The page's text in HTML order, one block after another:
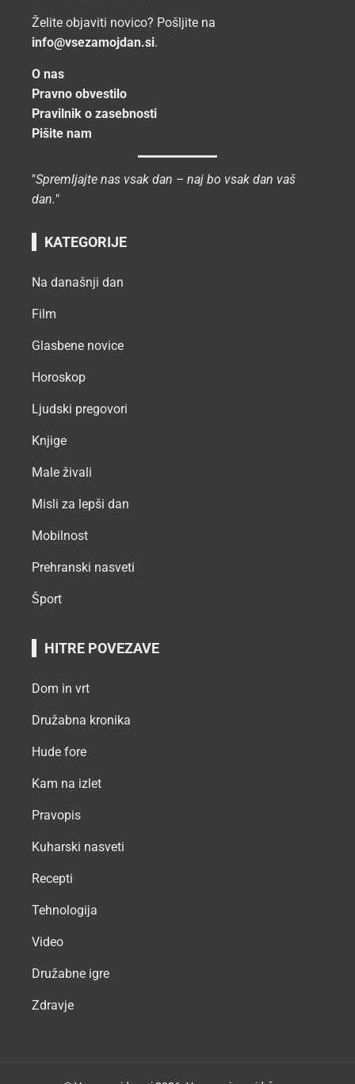
Želite objaviti novico? Pošljite na
info@vsezamojdan.si.
O nas
Pravno obvestilo
Pravilnik o zasebnosti
Pišite nam
"Spremljajte nas vsak dan – naj bo vsak dan vaš
dan."
KATEGORIJE
Na današnji dan
Film
Glasbene novice
Horoskop
Ljudski pregovori
Knjige
Male živali
Misli za lepši dan
Mobilnost
Prehranski nasveti
Šport
HITRE POVEZAVE
Dom in vrt
Družabna kronika
Hude fore
Kam na izlet
Pravopis
Kuharski nasveti
Recepti
Tehnologija
Video
Družabne igre
Zdravje